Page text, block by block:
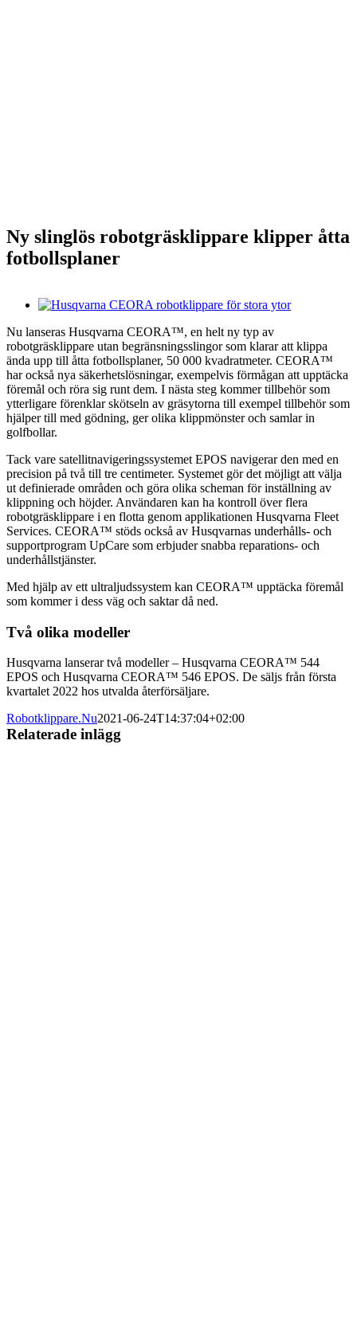
Ny slinglös robotgräsklippare klipper åtta
fotbollsplaner
Visa
bild
Nu lanseras Husqvarna CEORA™, en helt ny typ av
robotgräsklippare utan begränsningsslingor som klarar att klippa
ända upp till åtta fotbollsplaner, 50 000 kvadratmeter. CEORA™
har också nya säkerhetslösningar, exempelvis förmågan att upptäcka
föremål och röra sig runt dem. I nästa steg kommer tillbehör som
ytterligare förenklar skötseln av gräsytorna till exempel tillbehör som
hjälper till med gödning, ger olika klippmönster och samlar in
golfbollar.
Tack vare satellitnavigeringssystemet EPOS navigerar den med en
precision på två till tre centimeter. Systemet gör det möjligt att välja
ut definierade områden och göra olika scheman för inställning av
klippning och höjder. Användaren kan ha kontroll över flera
robotgräsklippare i en flotta genom applikationen Husqvarna Fleet
Services. CEORA™ stöds också av Husqvarnas underhålls- och
supportprogram UpCare som erbjuder snabba reparations- och
underhållstjänster.
Med hjälp av ett ultraljudssystem kan CEORA™ upptäcka föremål
som kommer i dess väg och saktar då ned.
Två olika modeller
Husqvarna lanserar två modeller – Husqvarna CEORA™ 544
EPOS och Husqvarna CEORA™ 546 EPOS. De säljs från första
kvartalet 2022 hos utvalda återförsäljare.
Robotklippare.Nu2021-06-24T14:37:04+02:00
Relaterade inlägg